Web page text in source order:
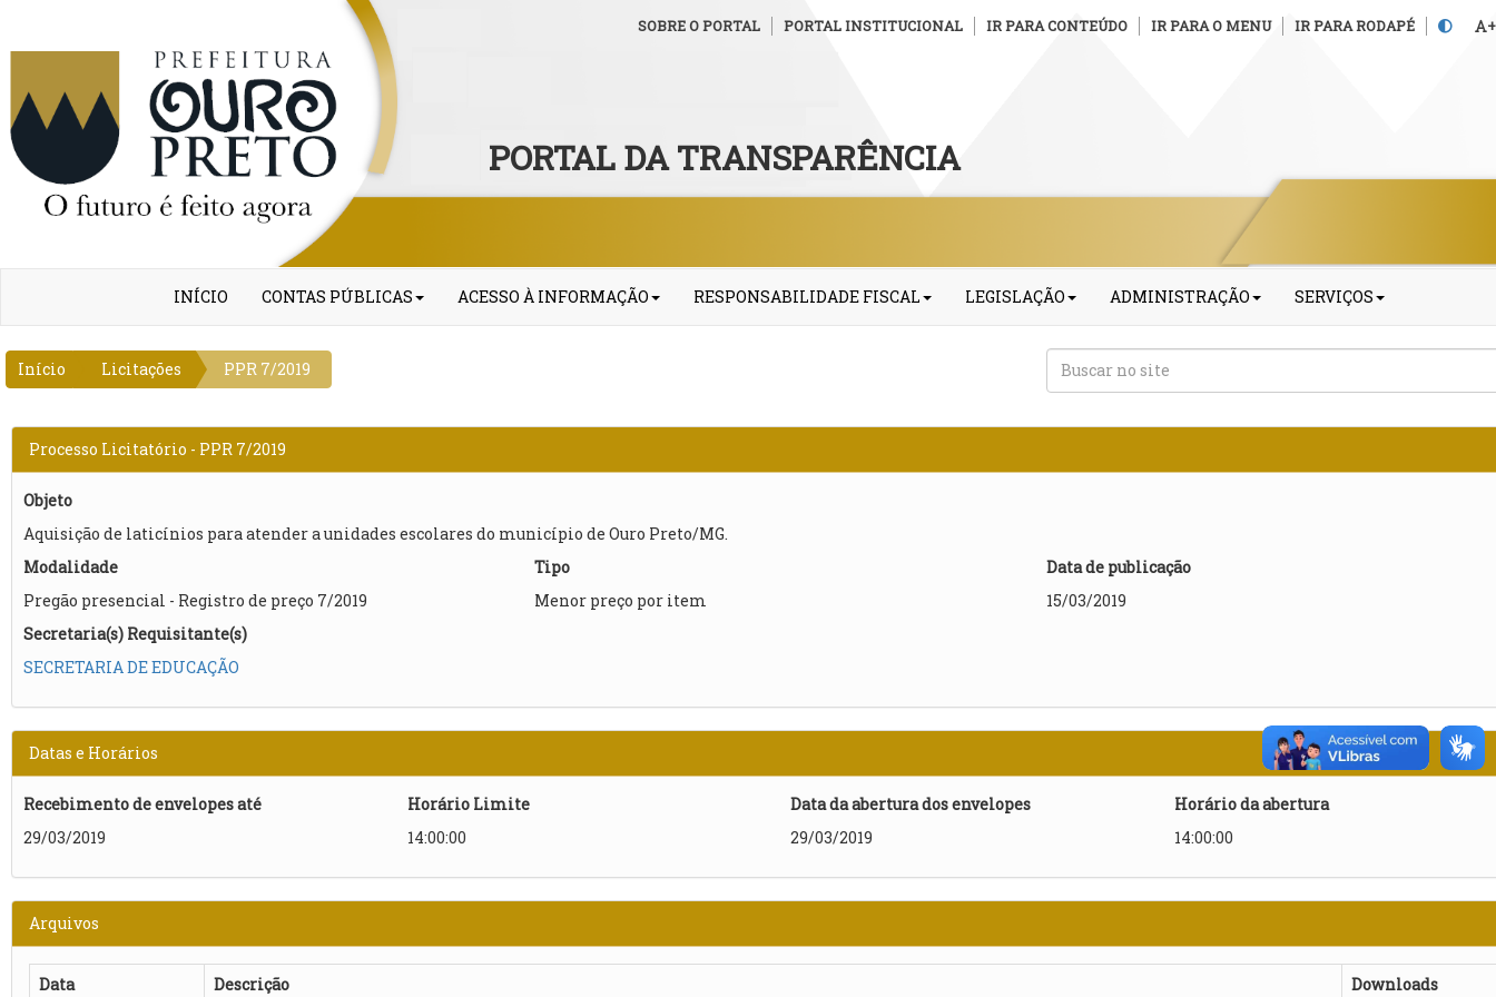
SOBRE O PORTAL PORTAL INSTITUCIONAL IR PARA CONTEÚDO IR PARA O MENU IR PARA RODAPÉ +
PORTAL DA TRANSPARÊNCIA
INÍCIO CONTAS PÚBLICAS ACESSO À INFORMAÇÃO RESPONSABILIDADE FISCAL LEGISLAÇÃO ADMINISTRAÇÃO SERVIÇOS
Início Licitações PPR 7/2019
Processo Licitatório - PPR 7/2019
Objeto
Aquisição de laticínios para atender a unidades escolares do município de Ouro Preto/MG.
Modalidade
Pregão presencial - Registro de preço 7/2019
Tipo
Menor preço por item
Data de publicação
15/03/2019
Secretaria(s) Requisitante(s)
SECRETARIA DE EDUCAÇÃO
Datas e Horários
Recebimento de envelopes até
29/03/2019
Horário Limite
14:00:00
Data da abertura dos envelopes
29/03/2019
Horário da abertura
14:00:00
Arquivos
Data Descrição Downloads